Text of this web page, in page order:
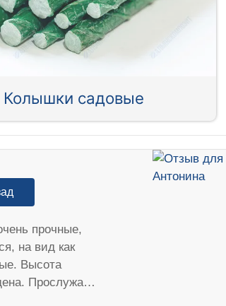
Колышки садовые
прочные,
на вид как
Высота
Прослужа…